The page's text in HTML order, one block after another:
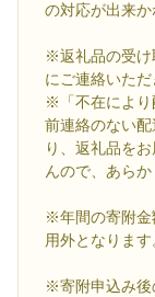
の対応が出来か
※返礼品の受け
にご連絡いただ
※「不在により
前連絡のない
り、返礼品を
んので、あらか
※年間の寄附金
用外となります
※寄附申込み後